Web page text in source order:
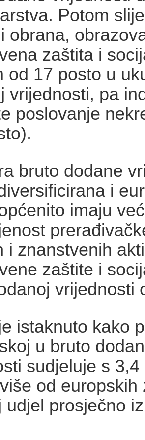
Potom
obrana,
zaštita i
od 17 posto u
vrijednosti, pa
poslovanje
bruto dodane
i
imaju
i znanstvenih
zaštite i
vrijednosti
istaknuto kako
u bruto
sudjeluje s
od europskih
udjel prosječno